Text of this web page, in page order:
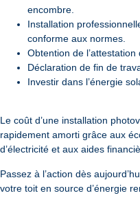
encombre.
Installation
conforme aux normes.
Obtention de
Déclaration de fin de
Investir dans l’énergie
Le coût d’une installation
rapidement amorti grâce aux
d’électricité et aux aides
Passez à l’action dès
votre toit en source d’énergie